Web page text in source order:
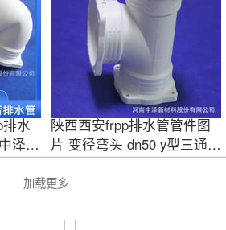
水
泽
陕西西安frpp排水管管件图
片 变径弯头 dn50 y型三通厂
家 老品牌
加载更多